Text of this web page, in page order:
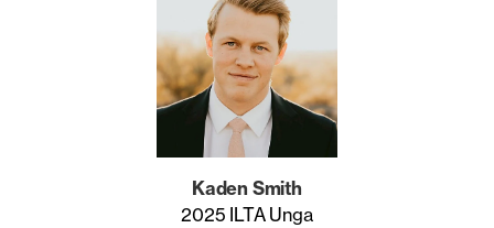
Kaden Smith
2025 ILTA Unga